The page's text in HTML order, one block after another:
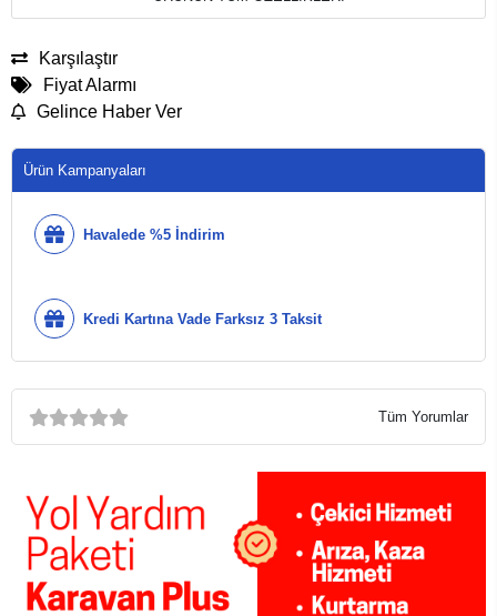
Karşılaştır
Fiyat Alarmı
Gelince Haber Ver
Ürün Kampanyaları
Havalede %5 İndirim
Kredi Kartına Vade Farksız 3 Taksit
Tüm Yorumlar